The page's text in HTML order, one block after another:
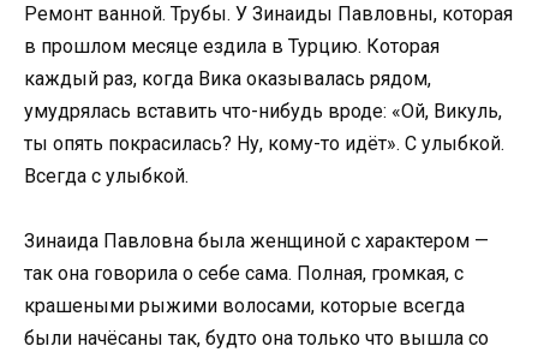
Ремонт ванной. Трубы. У Зинаиды Павловны, которая
в прошлом месяце ездила в Турцию. Которая
каждый раз, когда Вика оказывалась рядом,
умудрялась вставить что-нибудь вроде: «Ой, Викуль,
ты опять покрасилась? Ну, кому-то идёт». С улыбкой.
Всегда с улыбкой.
Зинаида Павловна была женщиной с характером —
так она говорила о себе сама. Полная, громкая, с
крашеными рыжими волосами, которые всегда
были начёсаны так, будто она только что вышла со